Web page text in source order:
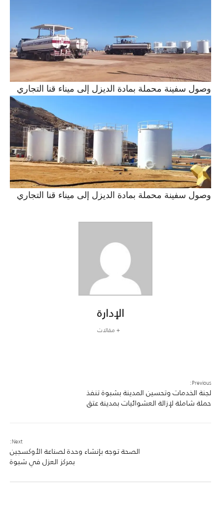
وصول سفينة محملة بمادة الديزل إلى ميناء قنا التجاري
وصول سفينة محملة بمادة الديزل إلى ميناء قنا التجاري
الإدارة
+ مقالات
Previous:
لجنة الخدمات وتحسين المدينة بشبوة تنفذ
حملة شاملة لإزالة العشوائيات بمدينة عتق
Next:
الصحة توجه بإنشاء وحدة لصناعة الأوكسجين
بمركز العزل في شبوة